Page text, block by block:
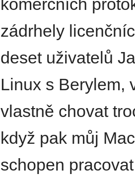
komerčních
zádrhely
deset uživatelů
Linux s Berylem,
vlastně chovat
když pak můj
schopen